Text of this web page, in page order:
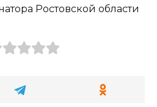
Ростовской области